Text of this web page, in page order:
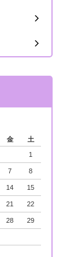
金 土
1
7 8
14 15
21 22
28 29